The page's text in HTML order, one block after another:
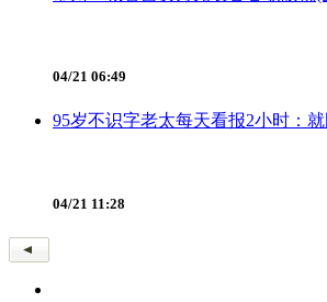
04/21 06:49
95岁不识字老太每天看报2小时：
04/21 11:28